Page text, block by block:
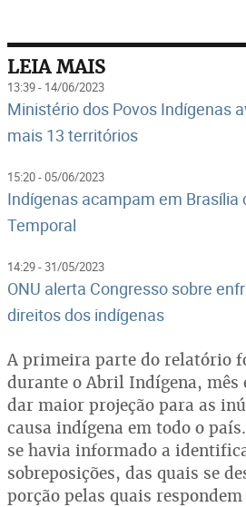
LEIA MAIS
13:39 - 14/06/2023
Ministério dos Povos Indígenas
mais 13 territórios
15:20 - 05/06/2023
Indígenas acampam em Brasília
Temporal
14:29 - 31/05/2023
ONU alerta Congresso sobre
direitos dos indígenas
A primeira parte do relatório
durante o Abril Indígena, mês
dar maior projeção para as
causa indígena em todo o
se havia informado a
sobreposições, das quais se
porção pelas quais